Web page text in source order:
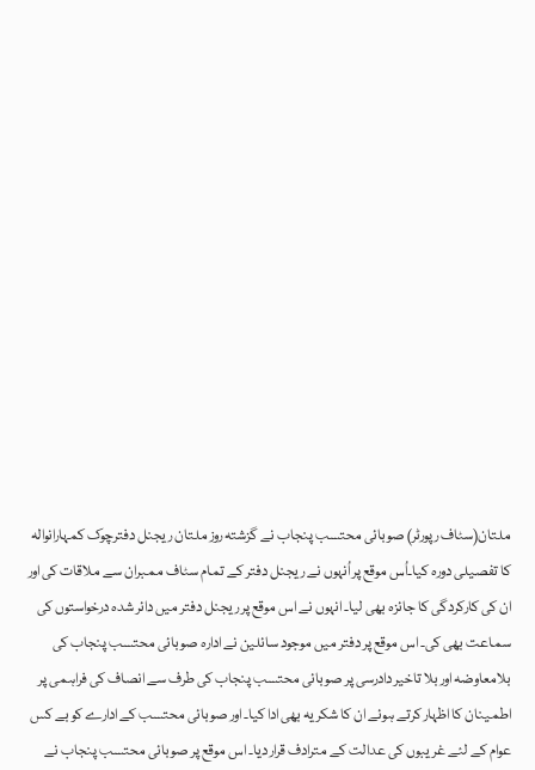
ملتان(سٹاف رپورٹر) صوبائی محتسب پنجاب نے گزشتہ روز ملتان ریجنل دفترچوک کمہارانوالہ
کا تفصیلی دورہ کیا۔اُس موقع پر اُنہوں نے ریجنل دفتر کے تمام سٹاف ممبران سے ملاقات کی اور
ان کی کارکردگی کا جائزہ بھی لیا۔ انہوں نے اس موقع پر ریجنل دفتر میں دائر شدہ درخواستوں کی
سماعت بھی کی۔ اس موقع پر دفتر میں موجود سائلین نے ادارہ صوبائی محتسب پنجاب کی
بلامعاوضہ اور بلا تاخیر دادرسی پر صوبائی محتسب پنجاب کی طرف سے انصاف کی فراہمی پر
اطمینان کا اظہار کرتے ہوئے ان کا شکریہ بھی ادا کیا۔ اور صوبائی محتسب کے ادارے کو بے کس
عوام کے لئے غریبوں کی عدالت کے مترادف قرار دیا۔ اس موقع پر صوبائی محتسب پنجاب نے